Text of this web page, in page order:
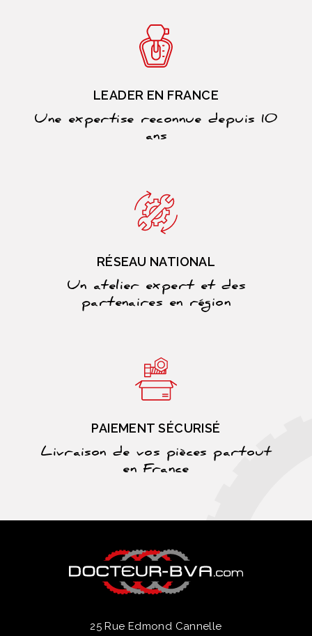
LEADER EN FRANCE
Une expertise reconnue depuis 10
ans
RÉSEAU NATIONAL
Un atelier expert et des
partenaires en région
PAIEMENT SÉCURISÉ
Livraison de vos pièces partout
en France
25 Rue Edmond Cannelle